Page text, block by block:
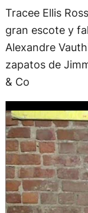
Tracee Ellis
gran escote y
Alexandre
zapatos de
& Co